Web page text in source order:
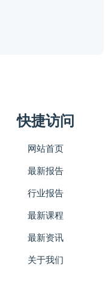
快捷访问
网站首页
最新报告
行业报告
最新课程
最新资讯
关于我们